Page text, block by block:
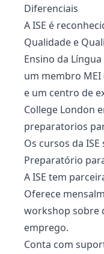
Diferenciais
A ISE é
Qualidade e
Ensino da Língua
um membro
e um centro de
College London
preparatorios
Os cursos da
Preparatório
A ISE tem
Oferece
workshop sobre
emprego.
Conta com